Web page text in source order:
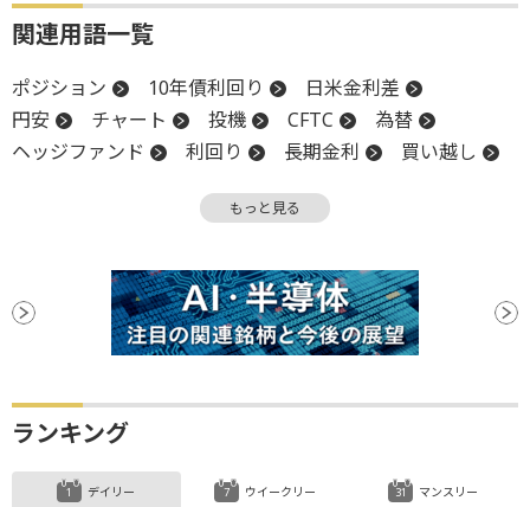
関連用語一覧
ポジション 10年債利回り
日米金利差
円安
チャート 投機 CFTC
為替
ヘッジファンド
利回り 長期金利
買い越し
損切り ファンド
もっと見る
ランキング
デイリー ウイークリー マンスリー